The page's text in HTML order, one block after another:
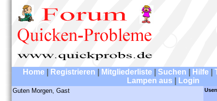
Home Registrieren Mitgliederliste Suchen Hilfe
Lampen aus
Login
Guten Morgen, Gast